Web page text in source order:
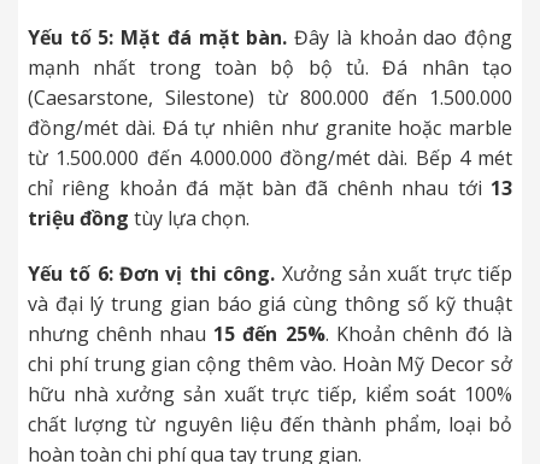
Yếu tố 5: Mặt đá mặt bàn. Đây là khoản dao động
mạnh nhất trong toàn bộ bộ tủ. Đá nhân tạo
(Caesarstone, Silestone) từ 800.000 đến 1.500.000
đồng/mét dài. Đá tự nhiên như granite hoặc marble
từ 1.500.000 đến 4.000.000 đồng/mét dài. Bếp 4 mét
chỉ riêng khoản đá mặt bàn đã chênh nhau tới 13
triệu đồng tùy lựa chọn.
Yếu tố 6: Đơn vị thi công. Xưởng sản xuất trực tiếp
và đại lý trung gian báo giá cùng thông số kỹ thuật
nhưng chênh nhau 15 đến 25%. Khoản chênh đó là
chi phí trung gian cộng thêm vào. Hoàn Mỹ Decor sở
hữu nhà xưởng sản xuất trực tiếp, kiểm soát 100%
chất lượng từ nguyên liệu đến thành phẩm, loại bỏ
hoàn toàn chi phí qua tay trung gian.